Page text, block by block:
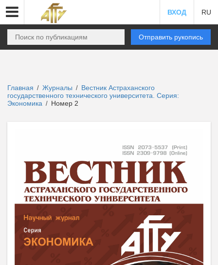
ВХОД RU
Отправить рукопись
Главная / Журналы / Вестник Астраханского
государственного технического университета. Серия:
Экономика / Номер 2